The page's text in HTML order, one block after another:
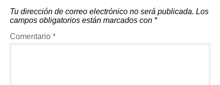
Tu dirección de correo electrónico no será publicada. Los
campos obligatorios están marcados con *
Comentario *